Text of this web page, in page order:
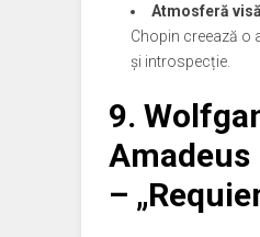
Atmosferă
Chopin creează o
și introspecție.
9.
–